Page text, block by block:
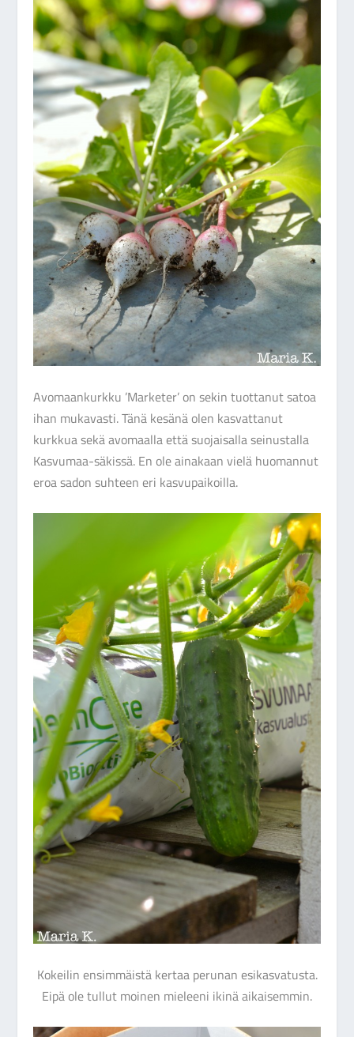
Avomaankurkku ’Marketer’ on sekin tuottanut satoa
ihan mukavasti. Tänä kesänä olen kasvattanut
kurkkua sekä avomaalla että suojaisalla seinustalla
Kasvumaa-säkissä. En ole ainakaan vielä huomannut
eroa sadon suhteen eri kasvupaikoilla.
Kokeilin ensimmäistä kertaa perunan esikasvatusta.
Eipä ole tullut moinen mieleeni ikinä aikaisemmin.